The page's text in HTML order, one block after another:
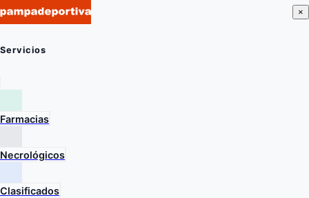
×
Servicios
Farmacias
Necrológicos
Clasificados